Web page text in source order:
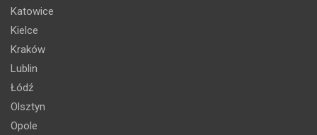
Katowice
Kielce
Kraków
Lublin
Łódź
Olsztyn
Opole